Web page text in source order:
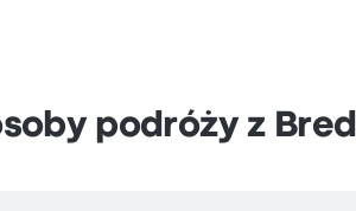
podróży z